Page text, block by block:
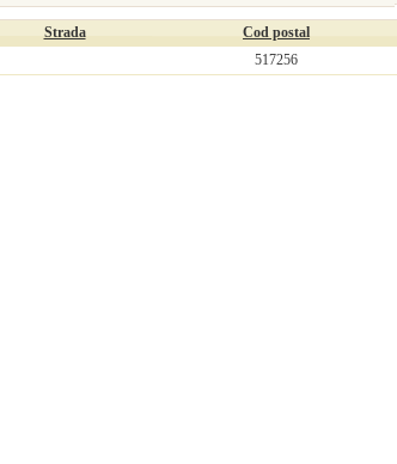
Strada
Cod postal
517256